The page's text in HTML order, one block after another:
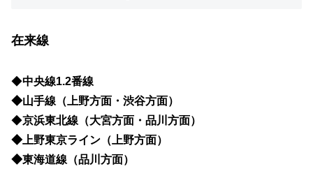
在来線
◆中央線1.2番線
◆山手線（上野方面・渋谷方面）
◆京浜東北線（大宮方面・品川方面）
◆上野東京ライン（上野方面）
◆東海道線（品川方面）